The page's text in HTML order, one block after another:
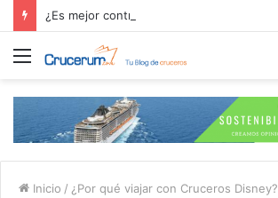
Menú
Inicio / ¿Por qué viajar con Cruceros Disney?